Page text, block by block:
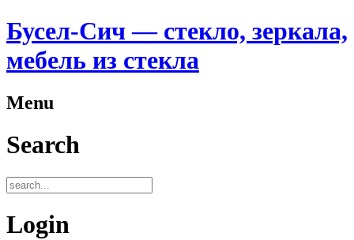
Бусел-Сич — стекло, зеркала,
мебель из стекла
Menu
Search
Login